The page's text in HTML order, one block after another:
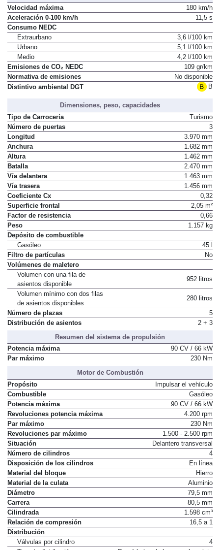
Velocidad máxima
180 km/h
Aceleración 0-100 km/h
11,5 s
Consumo NEDC
Extraurbano
3,6 l/100 km
Urbano
5,1 l/100 km
Medio
4,2 l/100 km
Emisiones de CO₂ NEDC
109 gr/km
Normativa de emisiones
No disponible
Distintivo ambiental DGT
B
Dimensiones, peso, capacidades
Tipo de Carrocería
Turismo
Número de puertas
3
Longitud
3.970 mm
Anchura
1.682 mm
Altura
1.462 mm
Batalla
2.470 mm
Vía delantera
1.463 mm
Vía trasera
1.456 mm
Coeficiente Cx
0,32
Superficie frontal
2,05 m²
Factor de resistencia
0,66
Peso
1.157 kg
Depósito de combustible
Gasóleo
45 l
Filtro de partículas
No
Volúmenes de maletero
Volumen con una fila de
asientos disponible
952 litros
Volumen mínimo con dos filas
de asientos disponibles
280 litros
Número de plazas
5
Distribución de asientos
2 + 3
Resumen del sistema de propulsión
Potencia máxima
90 CV / 66 kW
Par máximo
230 Nm
Motor de Combustión
Propósito
Impulsar el vehículo
Combustible
Gasóleo
Potencia máxima
90 CV / 66 kW
Revoluciones potencia máxima
4.200 rpm
Par máximo
230 Nm
Revoluciones par máximo
1.500 - 2.500 rpm
Situación
Delantero transversal
Número de cilindros
4
Disposición de los cilindros
En línea
Material del bloque
Hierro
Material de la culata
Aluminio
Diámetro
79,5 mm
Carrera
80,5 mm
Cilindrada
1.598 cm³
Relación de compresión
16,5 a 1
Distribución
Válvulas por cilindro
4